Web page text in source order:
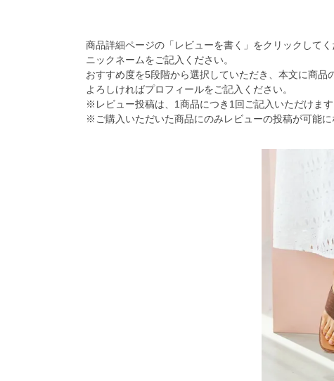
商品詳細ページの「レビューを書く」をクリックしてく
ニックネームをご記入ください。
おすすめ度を5段階から選択していただき、本文に商品
よろしければプロフィールをご記入ください。
※レビュー投稿は、1商品につき1回ご記入いただけます
※ご購入いただいた商品にのみレビューの投稿が可能